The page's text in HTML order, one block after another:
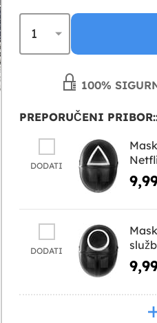
100%
PREPORUČENI
DODATI
DODATI